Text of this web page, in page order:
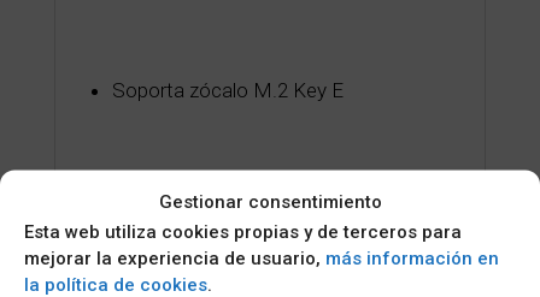
Gestionar consentimiento
Esta web utiliza cookies propias y de terceros para
mejorar la experiencia de usuario, más información en
la política de cookies.
Soporta zócalo M.2 Key E
Soporta eDP para visualización
Compatible con el sistema operativo: